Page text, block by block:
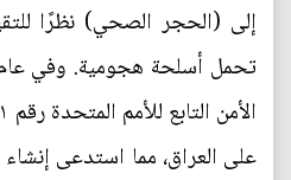
إلى (الحجر الصحي) نظرًا
على العراق، مما استدعى